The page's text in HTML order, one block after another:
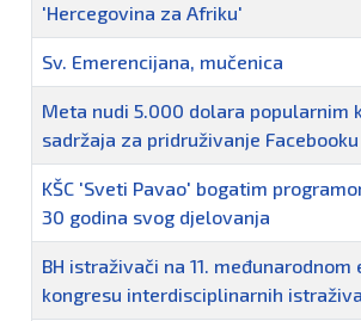
'Hercegovina za Afriku'
Sv. Emerencijana, mučenica
Meta nudi 5.000 dolara popularnim
sadržaja za pridruživanje
KŠC 'Sveti Pavao' bogatim
30 godina svog djelovanja
BH istraživači na 11. međunarodnom
kongresu interdisciplinarnih